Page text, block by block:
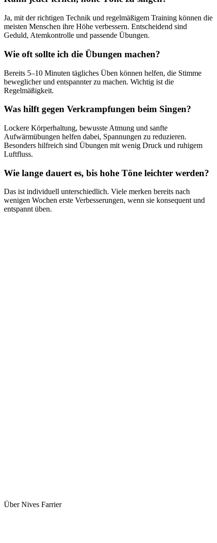
Ja, mit der richtigen Technik und regelmäßigem Training können die
meisten Menschen ihre Höhe verbessern. Entscheidend sind
Geduld, Atemkontrolle und passende Übungen.
Wie oft sollte ich die Übungen machen?
Bereits 5–10 Minuten tägliches Üben können helfen, die Stimme
beweglicher und entspannter zu machen. Wichtig ist die
Regelmäßigkeit.
Was hilft gegen Verkrampfungen beim Singen?
Lockere Körperhaltung, bewusste Atmung und sanfte
Aufwärmübungen helfen dabei, Spannungen zu reduzieren.
Besonders hilfreich sind Übungen mit wenig Druck und ruhigem
Luftfluss.
Wie lange dauert es, bis hohe Töne leichter werden?
Das ist individuell unterschiedlich. Viele merken bereits nach
wenigen Wochen erste Verbesserungen, wenn sie konsequent und
entspannt üben.
Über Nives Farrier